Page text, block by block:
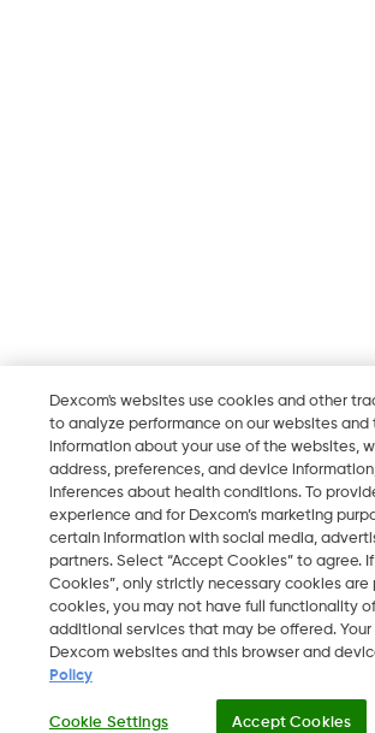
Dexcom's websites use cookies and other
to analyze performance on our websites
information about your use of the websites,
address, preferences, and device
inferences about health conditions. To
experience and for Dexcom’s marketing
certain information with social media,
partners. Select “Accept Cookies” to agree.
Cookies”, only strictly necessary cookies
cookies, you may not have full functionality
additional services that may be offered.
Dexcom websites and this browser and
Policy
Cookie Settings Accept Cookies